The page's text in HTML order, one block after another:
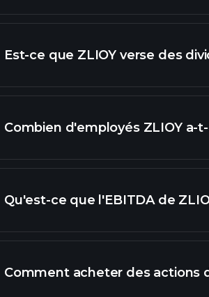
Est-ce que ZLIOY verse des
Combien d'employés ZLIOY a-
Qu'est-ce que l'EBITDA de
Comment acheter des actions